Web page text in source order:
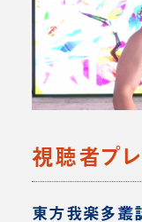
視聴者プレ
東方我楽多叢